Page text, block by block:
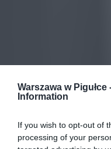
Warszawa w Pigułce
Information
If you wish to opt-out of
processing of your